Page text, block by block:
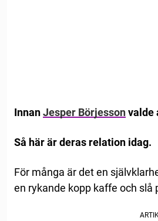
InnanJesper Börjessonvalde
Så här är deras relation idag.
För många är det en
en rykande kopp kaffe och slå